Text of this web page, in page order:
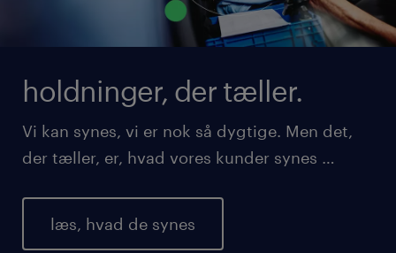
holdninger, der tæller.
Vi kan synes, vi er nok så dygtige. Men det,
der tæller, er, hvad vores kunder synes …
læs, hvad de synes